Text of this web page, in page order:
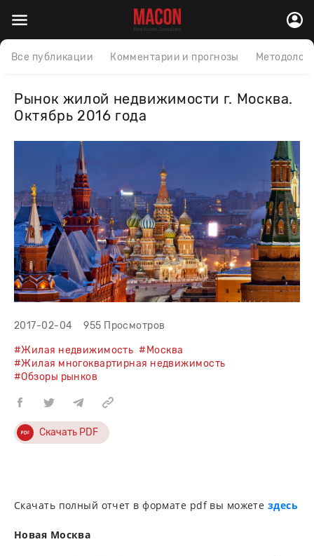
Все публикации Комментарии и прогнозы
Рынок жилой недвижимости г. Москва.
Октябрь 2016 года
2017-02-04 955 Просмотров
#Жилая недвижимость #Москва
#Жилая многоквартирная недвижимость
#Обзоры рынков
Скачать PDF
Скачать полный отчет в формате pdf вы можете здесь
Новая Москва